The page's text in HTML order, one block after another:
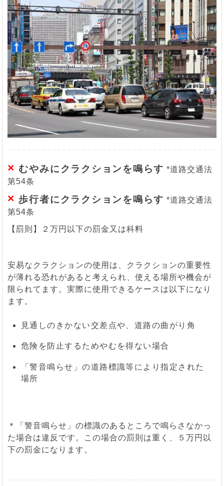
× むやみにクラクションを鳴らす *道路交通法
第54条
× 歩行者にクラクションを鳴らす *道路交通法
第54条
【罰則】２万円以下の罰金又は科料
安易なクラクションの使用は、クラクションの重要性
が薄れる恐れがあると考えられ、使える場所や機会が
限られてます。実際に使用できるケースは以下になり
ます。
見通しのきかない交差点や、道路の曲がり角
危険を防止するためやむを得ない場合
「警音鳴らせ」の道路標識等により指定された
場所
＊「警音鳴らせ」の標識のあるところで鳴らさなかっ
た場合は違反です。この場合の罰則は重く、５万円以
下の罰金になります。